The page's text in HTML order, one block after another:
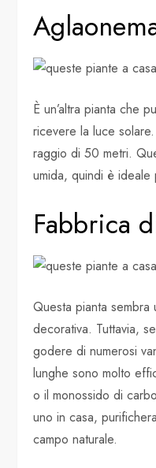
È un’altra pianta che
ricevere la luce
raggio di 50 metri.
umida, quindi è
Fabbrica
Questa pianta sembra
decorativa. Tuttavia,
godere di numerosi
lunghe sono molto
o il monossido di
uno in casa,
campo naturale.